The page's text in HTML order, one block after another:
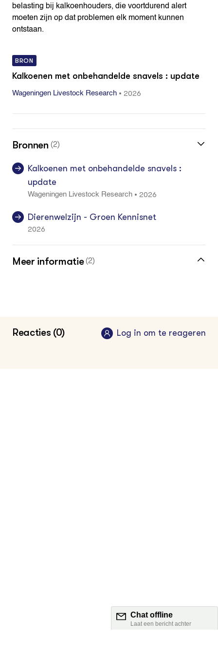
belasting bij kalkoenhouders, die voortdurend alert
moeten zijn op dat problemen elk moment kunnen
ontstaan.
BRON
Kalkoenen met onbehandelde snavels : update
Wageningen Livestock Research• 2026
Bronnen (2)
Kalkoenen met onbehandelde snavels :
update
Wageningen Livestock Research• 2026
Dierenwelzijn - Groen Kennisnet
2026
Meer informatie (2)
pluimveehouder
Reacties (0) Log in om te reageren